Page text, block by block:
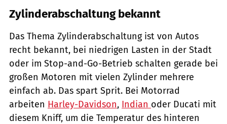
Zylinderabschaltung bekannt
Das Thema Zylinderabschaltung ist von Autos
recht bekannt, bei niedrigen Lasten in der Stadt
oder im Stop-and-Go-Betrieb schalten gerade bei
großen Motoren mit vielen Zylinder mehrere
einfach ab. Das spart Sprit. Bei Motorrad
arbeiten Harley-Davidson, Indian oder Ducati mit
diesem Kniff, um die Temperatur des hinteren